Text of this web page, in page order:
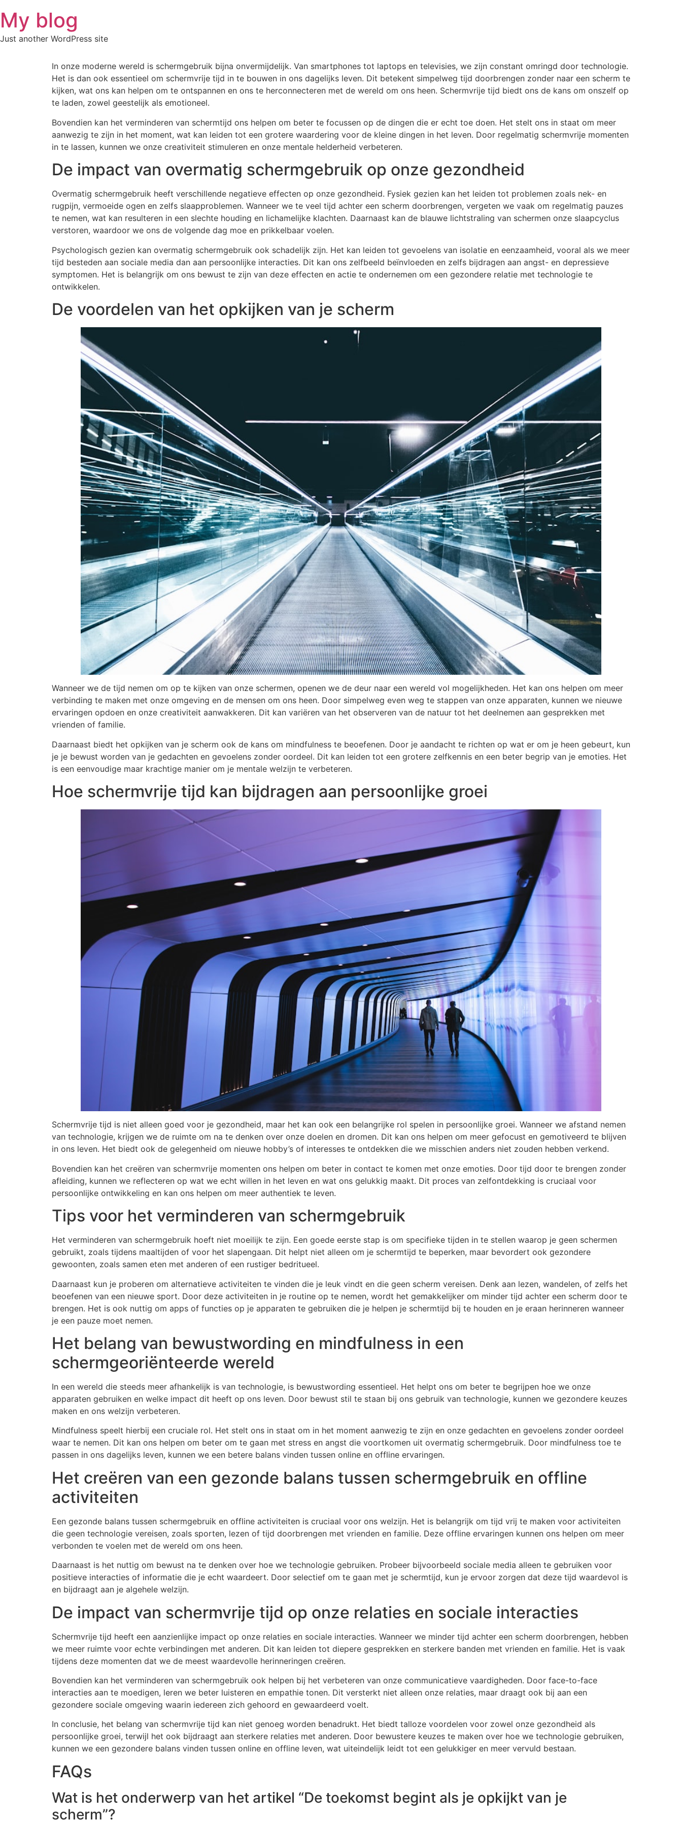
to
content
My blog
Just another WordPress site
In onze moderne wereld is schermgebruik bijna onvermijdelijk. Van smartphones tot laptops en televisies, we zijn constant omringd door technologie.
Het is dan ook essentieel om schermvrije tijd in te bouwen in ons dagelijks leven. Dit betekent simpelweg tijd doorbrengen zonder naar een scherm te
kijken, wat ons kan helpen om te ontspannen en ons te herconnecteren met de wereld om ons heen. Schermvrije tijd biedt ons de kans om onszelf op
te laden, zowel geestelijk als emotioneel.
Bovendien kan het verminderen van schermtijd ons helpen om beter te focussen op de dingen die er echt toe doen. Het stelt ons in staat om meer
aanwezig te zijn in het moment, wat kan leiden tot een grotere waardering voor de kleine dingen in het leven. Door regelmatig schermvrije momenten
in te lassen, kunnen we onze creativiteit stimuleren en onze mentale helderheid verbeteren.
De impact van overmatig schermgebruik op onze gezondheid
Overmatig schermgebruik heeft verschillende negatieve effecten op onze gezondheid. Fysiek gezien kan het leiden tot problemen zoals nek- en
rugpijn, vermoeide ogen en zelfs slaapproblemen. Wanneer we te veel tijd achter een scherm doorbrengen, vergeten we vaak om regelmatig pauzes
te nemen, wat kan resulteren in een slechte houding en lichamelijke klachten. Daarnaast kan de blauwe lichtstraling van schermen onze slaapcyclus
verstoren, waardoor we ons de volgende dag moe en prikkelbaar voelen.
Psychologisch gezien kan overmatig schermgebruik ook schadelijk zijn. Het kan leiden tot gevoelens van isolatie en eenzaamheid, vooral als we meer
tijd besteden aan sociale media dan aan persoonlijke interacties. Dit kan ons zelfbeeld beïnvloeden en zelfs bijdragen aan angst- en depressieve
symptomen. Het is belangrijk om ons bewust te zijn van deze effecten en actie te ondernemen om een gezondere relatie met technologie te
ontwikkelen.
De voordelen van het opkijken van je scherm
Wanneer we de tijd nemen om op te kijken van onze schermen, openen we de deur naar een wereld vol mogelijkheden. Het kan ons helpen om meer
verbinding te maken met onze omgeving en de mensen om ons heen. Door simpelweg even weg te stappen van onze apparaten, kunnen we nieuwe
ervaringen opdoen en onze creativiteit aanwakkeren. Dit kan variëren van het observeren van de natuur tot het deelnemen aan gesprekken met
vrienden of familie.
Daarnaast biedt het opkijken van je scherm ook de kans om mindfulness te beoefenen. Door je aandacht te richten op wat er om je heen gebeurt, kun
je je bewust worden van je gedachten en gevoelens zonder oordeel. Dit kan leiden tot een grotere zelfkennis en een beter begrip van je emoties. Het
is een eenvoudige maar krachtige manier om je mentale welzijn te verbeteren.
Hoe schermvrije tijd kan bijdragen aan persoonlijke groei
Schermvrije tijd is niet alleen goed voor je gezondheid, maar het kan ook een belangrijke rol spelen in persoonlijke groei. Wanneer we afstand nemen
van technologie, krijgen we de ruimte om na te denken over onze doelen en dromen. Dit kan ons helpen om meer gefocust en gemotiveerd te blijven
in ons leven. Het biedt ook de gelegenheid om nieuwe hobby’s of interesses te ontdekken die we misschien anders niet zouden hebben verkend.
Bovendien kan het creëren van schermvrije momenten ons helpen om beter in contact te komen met onze emoties. Door tijd door te brengen zonder
afleiding, kunnen we reflecteren op wat we echt willen in het leven en wat ons gelukkig maakt. Dit proces van zelfontdekking is cruciaal voor
persoonlijke ontwikkeling en kan ons helpen om meer authentiek te leven.
Tips voor het verminderen van schermgebruik
Het verminderen van schermgebruik hoeft niet moeilijk te zijn. Een goede eerste stap is om specifieke tijden in te stellen waarop je geen schermen
gebruikt, zoals tijdens maaltijden of voor het slapengaan. Dit helpt niet alleen om je schermtijd te beperken, maar bevordert ook gezondere
gewoonten, zoals samen eten met anderen of een rustiger bedritueel.
Daarnaast kun je proberen om alternatieve activiteiten te vinden die je leuk vindt en die geen scherm vereisen. Denk aan lezen, wandelen, of zelfs het
beoefenen van een nieuwe sport. Door deze activiteiten in je routine op te nemen, wordt het gemakkelijker om minder tijd achter een scherm door te
brengen. Het is ook nuttig om apps of functies op je apparaten te gebruiken die je helpen je schermtijd bij te houden en je eraan herinneren wanneer
je een pauze moet nemen.
Het belang van bewustwording en mindfulness in een
schermgeoriënteerde wereld
In een wereld die steeds meer afhankelijk is van technologie, is bewustwording essentieel. Het helpt ons om beter te begrijpen hoe we onze
apparaten gebruiken en welke impact dit heeft op ons leven. Door bewust stil te staan bij ons gebruik van technologie, kunnen we gezondere keuzes
maken en ons welzijn verbeteren.
Mindfulness speelt hierbij een cruciale rol. Het stelt ons in staat om in het moment aanwezig te zijn en onze gedachten en gevoelens zonder oordeel
waar te nemen. Dit kan ons helpen om beter om te gaan met stress en angst die voortkomen uit overmatig schermgebruik. Door mindfulness toe te
passen in ons dagelijks leven, kunnen we een betere balans vinden tussen online en offline ervaringen.
Het creëren van een gezonde balans tussen schermgebruik en offline
activiteiten
Een gezonde balans tussen schermgebruik en offline activiteiten is cruciaal voor ons welzijn. Het is belangrijk om tijd vrij te maken voor activiteiten
die geen technologie vereisen, zoals sporten, lezen of tijd doorbrengen met vrienden en familie. Deze offline ervaringen kunnen ons helpen om meer
verbonden te voelen met de wereld om ons heen.
Daarnaast is het nuttig om bewust na te denken over hoe we technologie gebruiken. Probeer bijvoorbeeld sociale media alleen te gebruiken voor
positieve interacties of informatie die je echt waardeert. Door selectief om te gaan met je schermtijd, kun je ervoor zorgen dat deze tijd waardevol is
en bijdraagt aan je algehele welzijn.
De impact van schermvrije tijd op onze relaties en sociale interacties
Schermvrije tijd heeft een aanzienlijke impact op onze relaties en sociale interacties. Wanneer we minder tijd achter een scherm doorbrengen, hebben
we meer ruimte voor echte verbindingen met anderen. Dit kan leiden tot diepere gesprekken en sterkere banden met vrienden en familie. Het is vaak
tijdens deze momenten dat we de meest waardevolle herinneringen creëren.
Bovendien kan het verminderen van schermgebruik ook helpen bij het verbeteren van onze communicatieve vaardigheden. Door face-to-face
interacties aan te moedigen, leren we beter luisteren en empathie tonen. Dit versterkt niet alleen onze relaties, maar draagt ook bij aan een
gezondere sociale omgeving waarin iedereen zich gehoord en gewaardeerd voelt.
In conclusie, het belang van schermvrije tijd kan niet genoeg worden benadrukt. Het biedt talloze voordelen voor zowel onze gezondheid als
persoonlijke groei, terwijl het ook bijdraagt aan sterkere relaties met anderen. Door bewustere keuzes te maken over hoe we technologie gebruiken,
kunnen we een gezondere balans vinden tussen online en offline leven, wat uiteindelijk leidt tot een gelukkiger en meer vervuld bestaan.
FAQs
Wat is het onderwerp van het artikel “De toekomst begint als je opkijkt van je
scherm”?